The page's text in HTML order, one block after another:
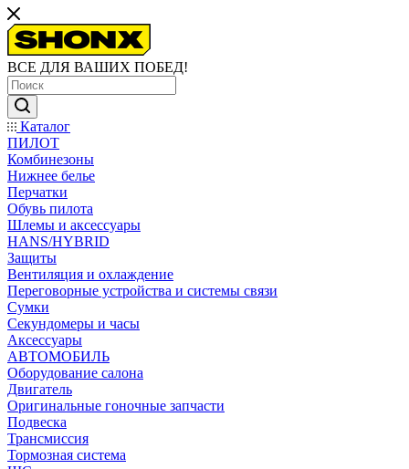
ВСЕ ДЛЯ ВАШИХ ПОБЕД!
Каталог
ПИЛОТ
Комбинезоны
Нижнее белье
Перчатки
Обувь пилота
Шлемы и аксессуары
HANS/HYBRID
Защиты
Вентиляция и охлаждение
Переговорные устройства и системы связи
Сумки
Секундомеры и часы
Аксессуары
АВТОМОБИЛЬ
Оборудование салона
Двигатель
Оригинальные гоночные запчасти
Подвеска
Трансмиссия
Тормозная система